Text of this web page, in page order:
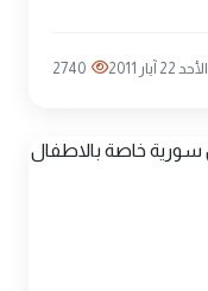
الأحد 22 آيار 2011 2740